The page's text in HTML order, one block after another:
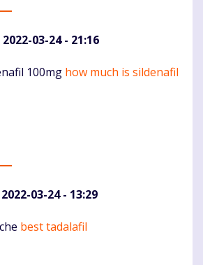
2022-03-24 - 21:16
100mg how much is sildenafil
03-24 - 13:29
best tadalafil